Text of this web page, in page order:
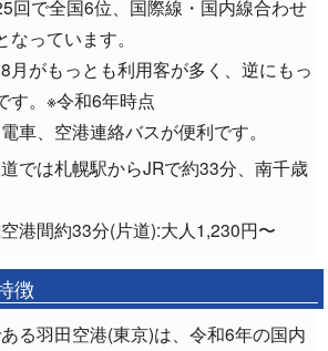
回で全国6位、国際線・国内線合わせ
っています。
月がもっとも利用客が多く、逆にもっ
す。※令和6年時点
車、空港連絡バスが便利です。
では札幌駅からJRで約33分、南千歳
港間約33分(片道):大人1,230円〜
徴
る羽田空港(東京)は、令和6年の国内